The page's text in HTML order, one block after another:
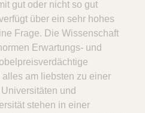
gut oder nicht so gut
über ein sehr hohes
Frage. Die Wissenschaft
Erwartungs- und
am liebsten zu einer
und
stehen in einer